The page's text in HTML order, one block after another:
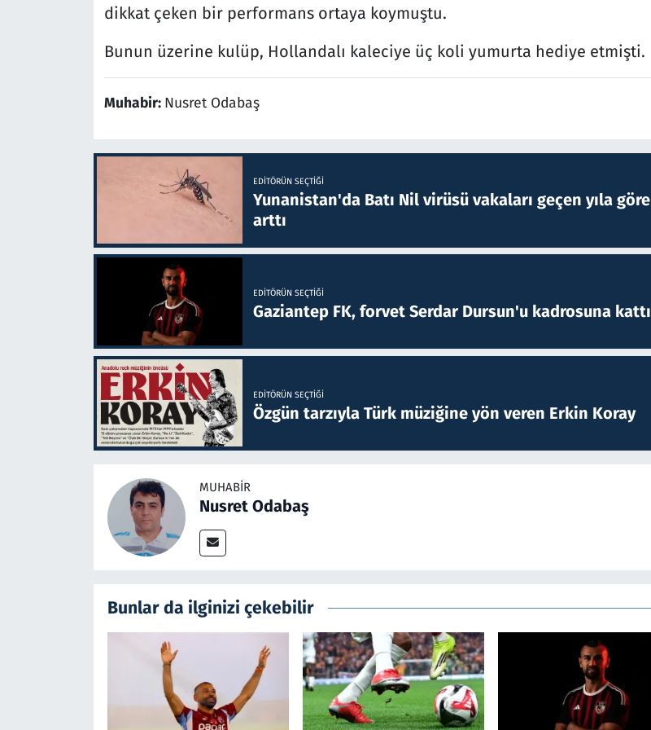
dikkat çeken bir performans ortaya koymuştu.
Bunun üzerine kulüp, Hollandalı kaleciye üç koli yumurta hediye etmişti.
Muhabir: Nusret Odabaş
EDITÖRÜN SEÇTIĞI
Yunanistan'da Batı Nil virüsü vakaları geçen yıla göre
arttı
EDITÖRÜN SEÇTIĞI
Gaziantep FK, forvet Serdar Dursun'u kadrosuna kattı
EDITÖRÜN SEÇTIĞI
Özgün tarzıyla Türk müziğine yön veren Erkin Koray
MUHABIR
Nusret Odabaş
Bunlar da ilginizi çekebilir